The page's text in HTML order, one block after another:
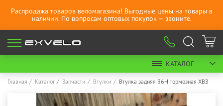
Распродажа товаров веломагазина! Выгодные цены на товары в
наличии. По вопросам оптовых покупок — звоните.
КАТАЛОГ
Главная Каталог Запчасти Втулки Втулка задняя 36H тормозная ХВЗ